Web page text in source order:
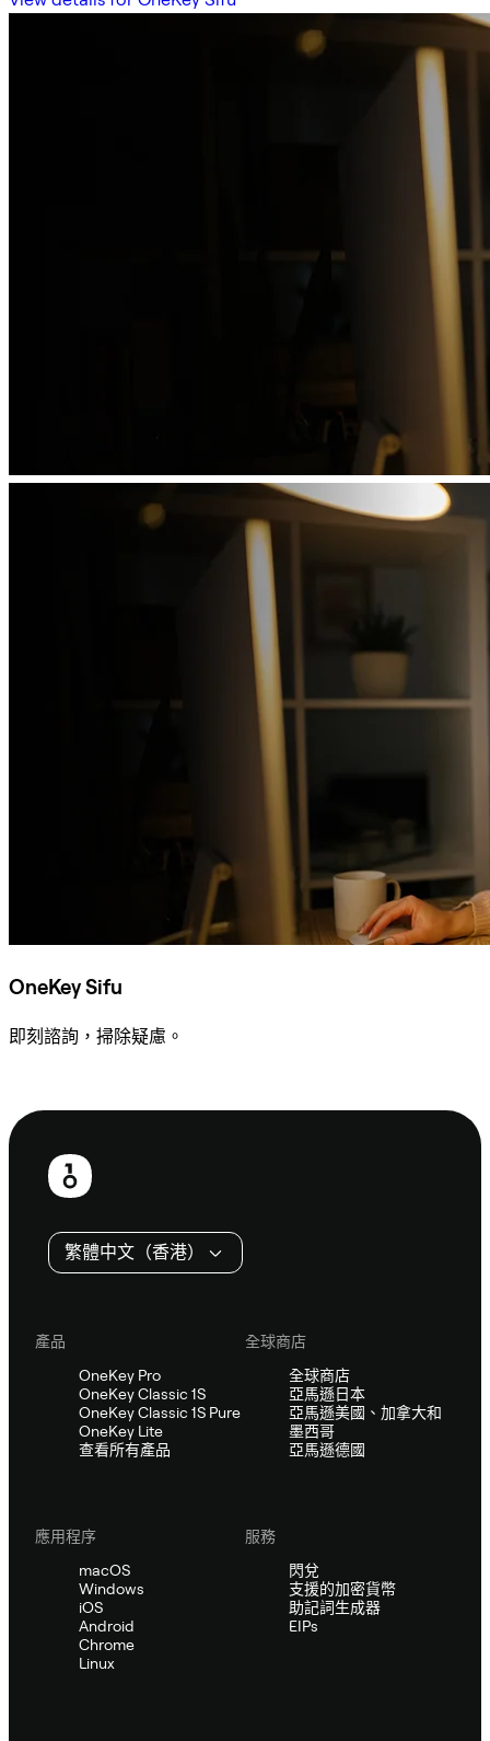
OneKey Sifu
即刻諮詢，掃除疑慮。
頁
繁體中文（香港）
產品
OneKey Pro
OneKey Classic 1S
OneKey Classic 1S Pure
OneKey Lite
查看所有產品
全球商店
全球商店
亞馬遜日本
亞馬遜美國、加拿大和
墨西哥
亞馬遜德國
應用程序
macOS
Windows
iOS
Android
Chrome
Linux
服務
閃兌
支援的加密貨幣
助記詞生成器
EIPs